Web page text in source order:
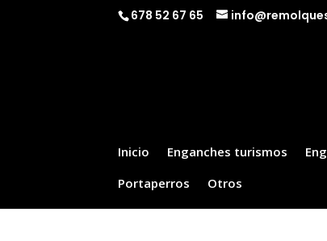
678 52 67 65
Inicio Enganches turismos
Portaperros
Otros